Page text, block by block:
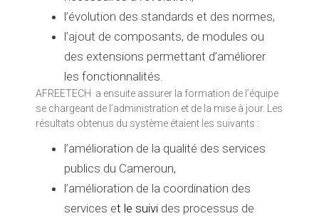
l’évolution des standards et des normes,
l’ajout de composants, de modules ou
des extensions permettant d’améliorer
les fonctionnalités.
AFREETECH a ensuite assurer la formation de l’équipe
se chargeant de l’administration et de la mise à jour.
Les
résultats obtenus du système étaient les suivants :
l’amélioration de la qualité des services
publics du Cameroun,
l’amélioration de la coordination des
services et le suivi des processus de